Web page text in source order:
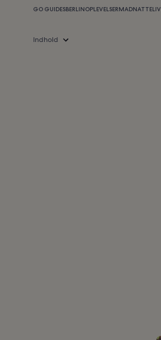
GO GUIDESBERLINOPLEVELSERMADNATTELIV
Indhold